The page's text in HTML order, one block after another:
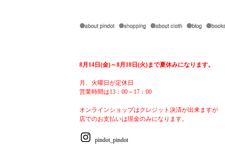
8月14日(金)～8月18日(火)まで夏休みになります。
月、火曜日が定休日
営業時間は13：00～17：00
オンラインショップはクレジット決済が出来ますが
店でのお支払いは現金のみになります。
pindot_pindot